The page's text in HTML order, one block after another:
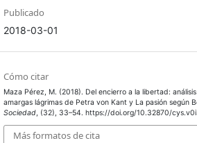
Publicado
2018-03-01
Cómo citar
Maza Pérez, M. (2018). Del encierro a la libertad:
amargas lágrimas de Petra von Kant y La pasión según
Sociedad, (32), 33–54. https://doi.org/10.32870/
Más formatos de cita